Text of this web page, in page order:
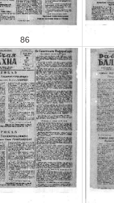
86